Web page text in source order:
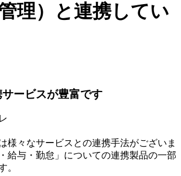
理）と連携してい
ービスが豊富です
様々なサービスとの連携手法がございま
給与・勤怠」 についての連携製品の一部
。